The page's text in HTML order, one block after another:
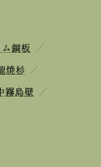
鋼板 ／
焼杉 ／
霧島壁 ／